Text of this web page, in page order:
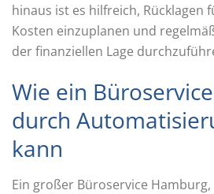
hinaus ist es hilfreich, Rücklagen
Kosten einzuplanen und
der finanziellen Lage
Wie ein
durch
kann
Ein großer Büroservice Hamburg,